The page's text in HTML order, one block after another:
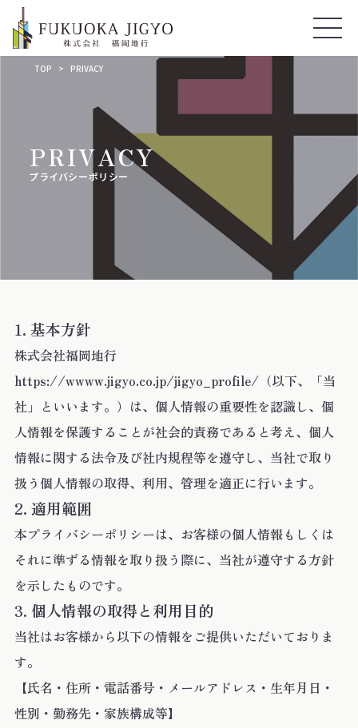
TOP PRIVACY
PRIVACY
プライバシーポリシー
基本方針
株式会社福岡地行
https://wwww.jigyo.co.jp/jigyo_profile/（以下、「当
社」といいます。）は、個人情報の重要性を認識し、個
人情報を保護することが社会的責務であると考え、個人
情報に関する法令及び社内規程等を遵守し、当社で取り
扱う個人情報の取得、利用、管理を適正に行います。
適用範囲
本プライバシーポリシーは、お客様の個人情報もしくは
それに準ずる情報を取り扱う際に、当社が遵守する方針
を示したものです。
個人情報の取得と利用目的
当社はお客様から以下の情報をご提供いただいておりま
す。
【氏名・住所・電話番号・メールアドレス・生年月日・
性別・勤務先・家族構成等】